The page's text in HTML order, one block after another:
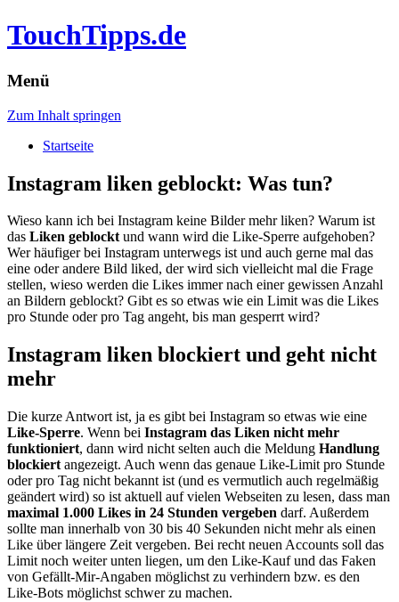
TouchTipps.de
Menü
Zum Inhalt springen
Startseite
Instagram liken geblockt: Was tun?
Wieso kann ich bei Instagram keine Bilder mehr liken? Warum ist
das Liken geblocktund wann wird die Like-Sperre aufgehoben?
Wer häufiger bei Instagram unterwegs ist und auch gerne mal das
eine oder andere Bild liked, der wird sich vielleicht mal die Frage
stellen, wieso werden die Likes immer nach einer gewissen Anzahl
an Bildern geblockt? Gibt es so etwas wie ein Limit was die Likes
pro Stunde oder pro Tag angeht, bis man gesperrt wird?
Instagram liken blockiert und geht nicht
mehr
Die kurze Antwort ist, ja es gibt bei Instagram so etwas wie eine
Like-Sperre. Wenn bei Instagram das Liken nicht mehr
funktioniert, dann wird nicht selten auch die Meldung Handlung
blockiert angezeigt. Auch wenn das genaue Like-Limit pro Stunde
oder pro Tag nicht bekannt ist (und es vermutlich auch regelmäßig
geändert wird) so ist aktuell auf vielen Webseiten zu lesen, dass man
maximal 1.000 Likes in 24 Stunden vergeben darf. Außerdem
sollte man innerhalb von 30 bis 40 Sekunden nicht mehr als einen
Like über längere Zeit vergeben. Bei recht neuen Accounts soll das
Limit noch weiter unten liegen, um den Like-Kauf und das Faken
von Gefällt-Mir-Angaben möglichst zu verhindern bzw. es den
Like-Bots möglichst schwer zu machen.